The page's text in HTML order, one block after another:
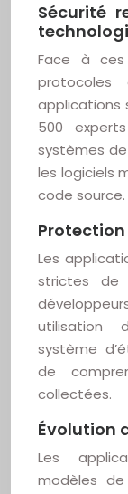
Sécurité
Face à ces
applications
500
systèmes
les logiciels
code source.
Les
strictes de
utilisation
système
de
collectées.
Évolution
Les
modèles